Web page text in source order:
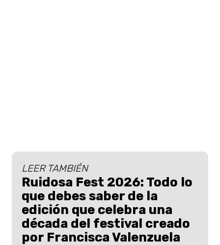
LEER TAMBIÉN
Ruidosa Fest 2026: Todo lo
que debes saber de la
edición que celebra una
década del festival creado
por Francisca Valenzuela